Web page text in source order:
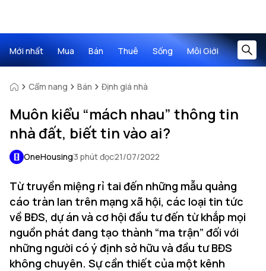
Mới nhất Mua Bán Thuê Sống Môi Giới
Cẩm nang Bán Định giá nhà
Muôn kiểu “mách nhau” thông tin
nhà đất, biết tin vào ai?
OneHousing3 phút đọc21/07/2022
Từ truyền miệng rỉ tai đến những mẫu quảng
cáo tràn lan trên mạng xã hội, các loại tin tức
về BĐS, dự án và cơ hội đầu tư đến từ khắp mọi
nguồn phát đang tạo thành “ma trận” đối với
những người có ý định sở hữu và đầu tư BĐS
không chuyên. Sự cần thiết của một kênh